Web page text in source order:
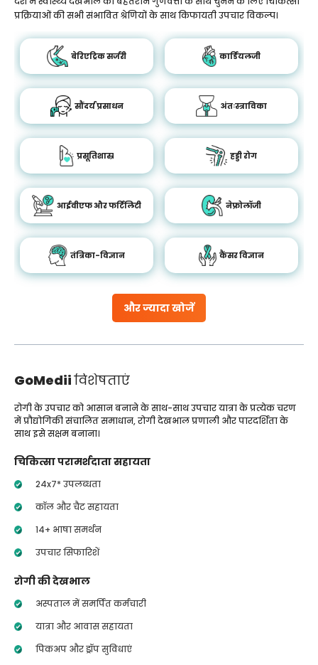
और ज्यादा खोजें
प्रक्रियाओं की सभी संभावित श्रेणियों के साथ किफायती उपचार विकल्प।
बेरिएट्रिक सर्जरी कार्डियलजी
सौंदर्य प्रसाधन अंतःस्त्राविका
प्रसूतिशास्र हड्डी रोग
आईवीएफ और फर्टिलिटी नेफ्रोलॉजी
तंत्रिका-विज्ञान कैंसर विज्ञान
GoMediiविशेषताएं
रोगी के उपचार को आसान बनाने के साथ-साथ उपचार यात्रा के प्रत्येक चरण
में प्रौद्योगिकी संचालित समाधान, रोगी देखभाल प्रणाली और पारदर्शिता के
साथ इसे सक्षम बनाना।
चिकित्सा परामर्शदाता सहायता
24x7* उपलब्धता
कॉल और चैट सहायता
14+ भाषा समर्थन
उपचार सिफारिशें
रोगी की देखभाल
अस्पताल में समर्पित कर्मचारी
यात्रा और आवास सहायता
पिकअप और ड्रॉप सुविधाएं